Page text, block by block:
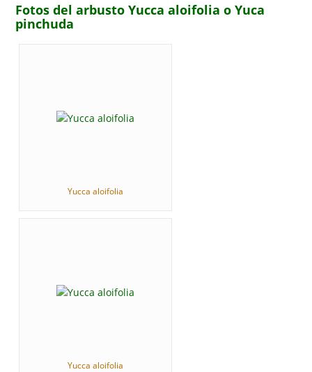
Fotos del arbusto Yucca aloifolia o Yuca
pinchuda
Yucca aloifolia
Yucca aloifolia